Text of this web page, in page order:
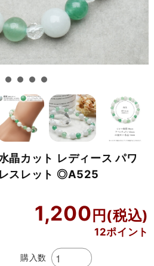
晶カット レディース パワ
スレット ◎A525
1,200
12ポイント
購入数